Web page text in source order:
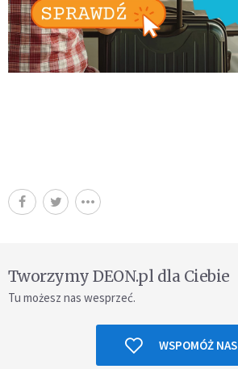
Tworzymy DEON.pl dla Ciebie
Tu możesz nas wesprzeć.
WSPOMÓŻ NAS